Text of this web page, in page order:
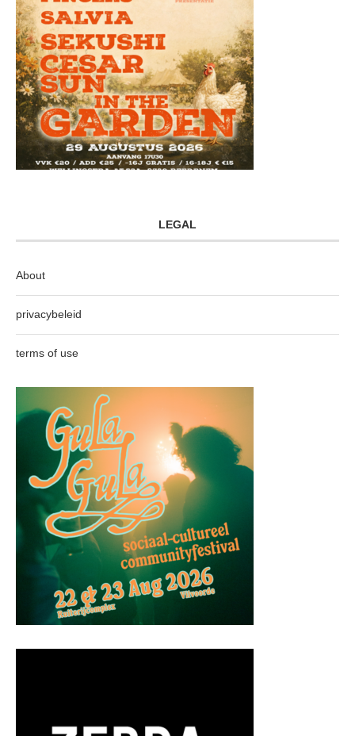
LEGAL
About
privacybeleid
terms of use